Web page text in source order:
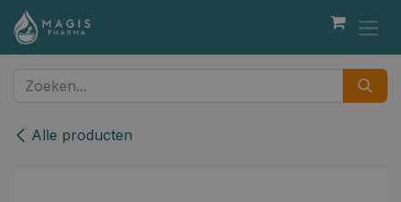
Overslaan naar inhoud
Alle producten